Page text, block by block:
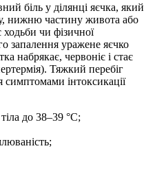
біль у ділянці яєчка, який
нижню частину живота або
чи фізичної
запалення уражене яєчко
набрякає, червоніє і стає
Тяжкий перебіг
інтоксикації
до 38–39 °C;